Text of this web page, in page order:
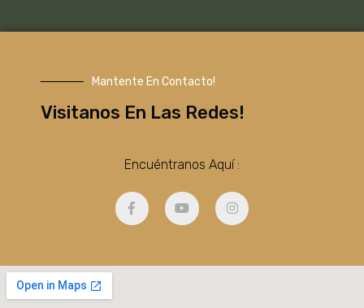
Mantente En Contacto!
Visitanos En Las Redes!
Encuéntranos Aquí :